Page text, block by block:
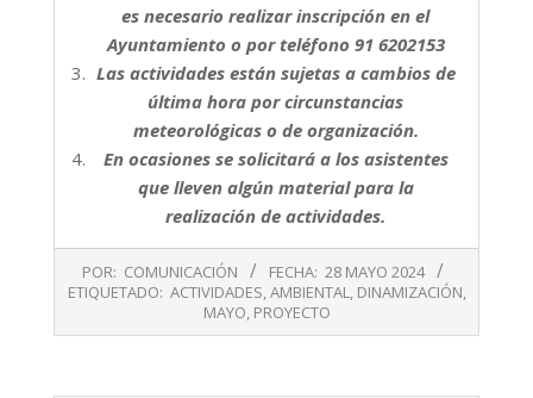
es necesario realizar inscripción en el
Ayuntamiento o por teléfono 91 6202153
Las actividades están sujetas a cambios de
última hora por circunstancias
meteorológicas o de organización.
En ocasiones se solicitará a los asistentes
que lleven algún material para la
realización de actividades.
05-
POR: COMUNICACIÓN FECHA: 28 MAYO 2024
ETIQUETADO: ACTIVIDADES AMBIENTAL DINAMIZACIÓN
MAYO PROYECTO